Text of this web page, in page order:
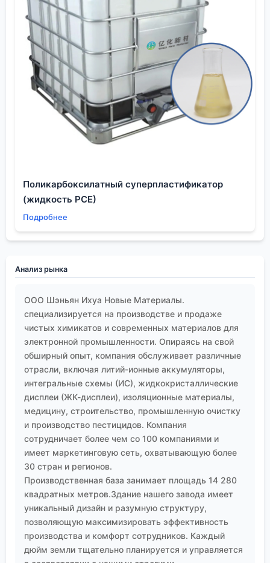
Поликарбоксилатный суперпластификатор
(жидкость PCE)
Подробнее
Анализ рынка
ООО Шэньян Ихуа Новые Материалы.
специализируется на производстве и продаже
чистых химикатов и современных материалов для
электронной промышленности. Опираясь на свой
обширный опыт, компания обслуживает различные
отрасли, включая литий-ионные аккумуляторы,
интегральные схемы (ИС), жидкокристаллические
дисплеи (ЖК-дисплеи), изоляционные материалы,
медицину, строительство, промышленную очистку
и производство пестицидов. Компания
сотрудничает более чем со 100 компаниями и
имеет маркетинговую сеть, охватывающую более
30 стран и регионов.
Производственная база занимает площадь 14 280
квадратных метров.Здание нашего завода имеет
уникальный дизайн и разумную структуру,
позволяющую максимизировать эффективность
производства и комфорт сотрудников. Каждый
дюйм земли тщательно планируется и управляется